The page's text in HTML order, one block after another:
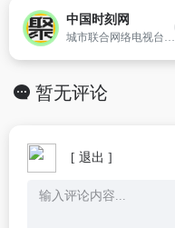
中国时刻网
城市联合网络电视台（www.cutv.com）是国家广播电影电视总局正式批准的以新兴信息网络为节目传播载体的新形态广播电视播出机构。华夏城视网络电视股份有限公司是城市联合网络电视台的运营实体。2011年1月8日华夏城视网络电视股份有限公司在深圳正式成立,由第一批股东单位,包括14家城市电视台及5家平面媒体共发起,截至2012年7月,城市联合网络电视台（www.cutv.co...
暂无评论
[ 退出 ]